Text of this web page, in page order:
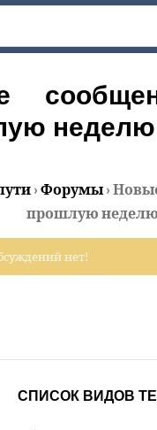
пути
неделю
› Форумы ›
прошлую неделю
нет!
СПИСОК ВИДОВ